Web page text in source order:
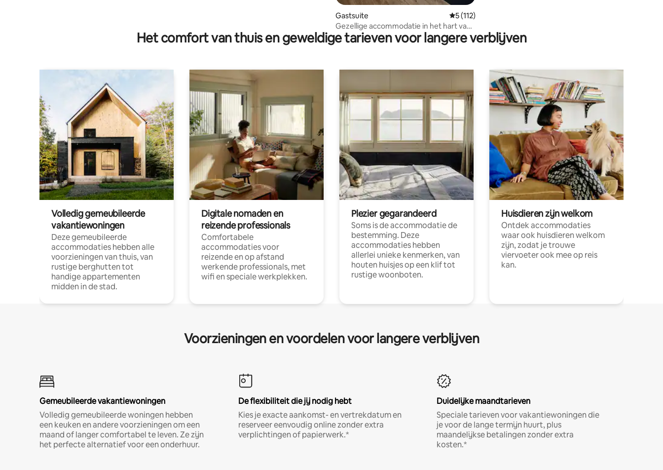
Gastsuite Gemiddelde beoordeling van 5 op 5, 112 recensies
5 (112)
Gezellige accommodatie in het hart van
de Beskydy
Het comfort van thuis en geweldige tarieven voor langere verblijven
Volledig gemeubileerde
vakantiewoningen
Deze gemeubileerde
accommodaties hebben alle
voorzieningen van thuis, van
rustige berghutten tot
handige appartementen
midden in de stad.
Digitale nomaden en
reizende professionals
Comfortabele
accommodaties voor
reizende en op afstand
werkende professionals, met
wifi en speciale werkplekken.
Plezier gegarandeerd
Soms is de accommodatie de
bestemming. Deze
accommodaties hebben
allerlei unieke kenmerken, van
houten huisjes op een klif tot
rustige woonboten.
Huisdieren zijn welkom
Ontdek accommodaties
waar ook huisdieren welkom
zijn, zodat je trouwe
viervoeter ook mee op reis
kan.
Voorzieningen en voordelen voor langere verblijven
Gemeubileerde vakantiewoningen
Volledig gemeubileerde woningen hebben
een keuken en andere voorzieningen om een
maand of langer comfortabel te leven. Ze zijn
het perfecte alternatief voor een onderhuur.
De flexibiliteit die jij nodig hebt
Kies je exacte aankomst- en vertrekdatum en
reserveer eenvoudig online zonder extra
verplichtingen of papierwerk.*
Duidelijke maandtarieven
Speciale tarieven voor vakantiewoningen die
je voor de lange termijn huurt, plus
maandelijkse betalingen zonder extra
kosten.*